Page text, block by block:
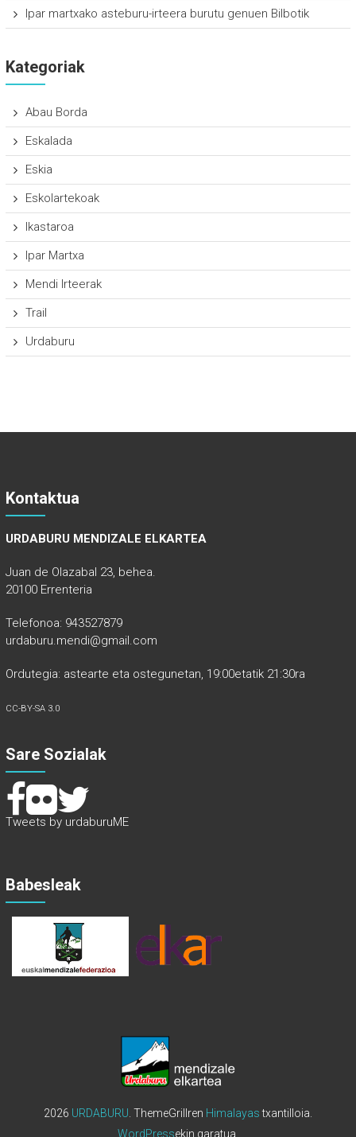
Ipar martxako asteburu-irteera burutu genuen Bilbotik
Kategoriak
Abau Borda
Eskalada
Eskia
Eskolartekoak
Ikastaroa
Ipar Martxa
Mendi Irteerak
Trail
Urdaburu
Kontaktua
URDABURU MENDIZALE ELKARTEA
Juan de Olazabal 23, behea.
20100 Errenteria
Telefonoa: 943527879
urdaburu.mendi@gmail.com
Ordutegia: astearte eta ostegunetan, 19:00etatik 21:30ra
CC-BY-SA 3.0
Sare Sozialak
Tweets by urdaburuME
Babesleak
2026 URDABURU . ThemeGrillren Himalayastxantilloia.
WordPressekin garatua.